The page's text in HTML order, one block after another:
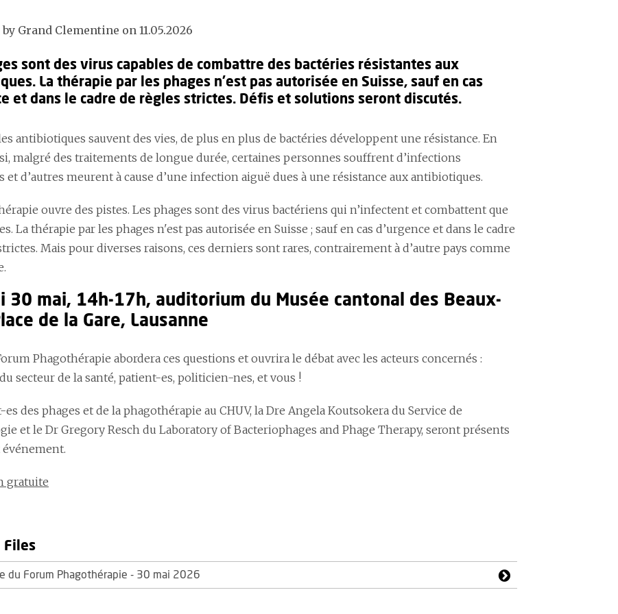
Grand Clementine on 11.05.2026
sont des virus capables de combattre des bactéries résistantes aux
La thérapie par les phages n'est pas autorisée en Suisse, sauf en cas
et dans le cadre de règles strictes. Défis et solutions seront discutés.
antibiotiques sauvent des vies, de plus en plus de bactéries développent une résistance. En
malgré des traitements de longue durée, certaines personnes souffrent d’infections
et d’autres meurent à cause d’une infection aiguë dues à une résistance aux antibiotiques.
ouvre des pistes. Les phages sont des virus bactériens qui n’infectent et combattent que
La thérapie par les phages n'est pas autorisée en Suisse ; sauf en cas d’urgence et dans le cadre
Mais pour diverses raisons, ces derniers sont rares, contrairement à d’autre pays comme
30 mai, 14h-17h, auditorium du Musée cantonal des Beaux-
de la Gare, Lausanne
Phagothérapie abordera ces questions et ouvrira le débat avec les acteurs concernés :
secteur de la santé, patient-es, politicien-nes, et vous !
des phages et de la phagothérapie au CHUV, la Dre Angela Koutsokera du Service de
et le Dr Gregory Resch du Laboratory of Bacteriophages and Phage Therapy, seront présents
gratuite
Files
du Forum Phagothérapie - 30 mai 2026